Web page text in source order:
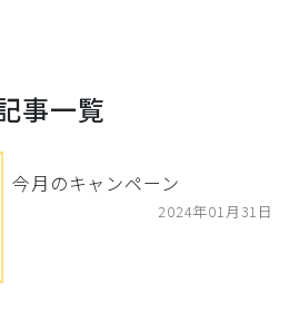
事一覧
今月のキャンペーン
2024年01月31日